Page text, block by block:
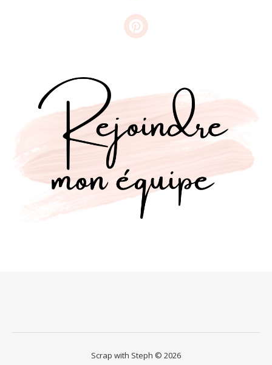
Scrap with Steph © 2026